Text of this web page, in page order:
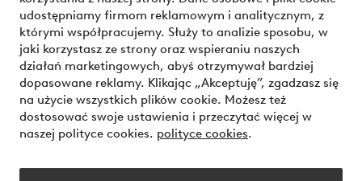
udostępniamy firmom reklamowym i analitycznym, z
którymi współpracujemy. Służy to analizie sposobu, w
jaki korzystasz ze strony oraz wspieraniu naszych
działań marketingowych, abyś otrzymywał bardziej
dopasowane reklamy. Klikając „Akceptuję”, zgadzasz się
na użycie wszystkich plików cookie. Możesz też
dostosować swoje ustawienia i przeczytać więcej w
naszej polityce cookies. polityce cookies.
Bezpieczne płatności - zapłać teraz lub podziel się
Chcesz dowiedzieć się więcej o naszych opcjach płatności